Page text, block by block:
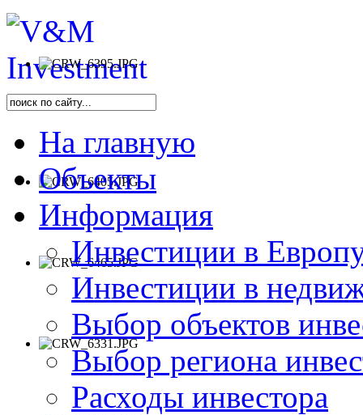
На главную
Объекты
Информация
Инвестиции в
Инвестиции в
Выбор объектов
Выбор региона
Расходы инвестора